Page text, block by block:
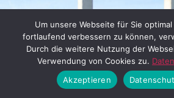
Um unsere Webseite für Sie
fortlaufend verbessern zu können,
Durch die weitere Nutzung der
Verwendung von Cookies zu.
Akzeptieren